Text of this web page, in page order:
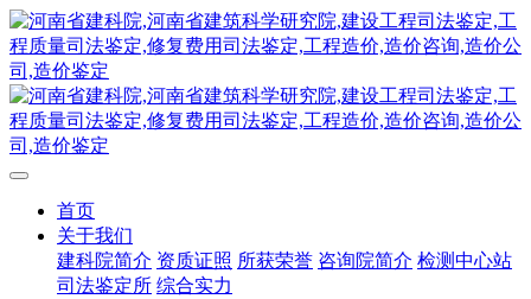
首页
关于我们
建科院简介 资质证照 所获荣誉 咨询院简介 检测中心站
司法鉴定所 综合实力